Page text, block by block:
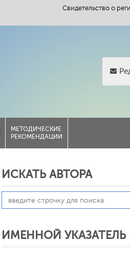
Свидетельство о
МЕТОДИЧЕСКИЕ
РЕКОМЕНДАЦИИ
ИСКАТЬ АВТОРА
ИМЕННОЙ УКАЗАТЕЛЬ